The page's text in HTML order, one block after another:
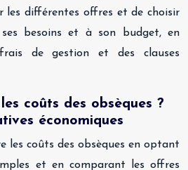
les différentes offres et de choisir
besoins et à son budget, en
de gestion et des clauses
coûts des obsèques ?
économiques
les coûts des obsèques en optant
et en comparant les offres